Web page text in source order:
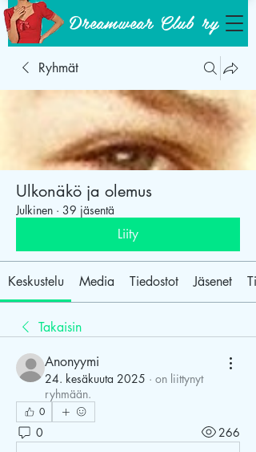
Dreamwear Club ry
Ryhmät
Ulkonäkö ja olemus
Julkinen · 39 jäsentä
Liity
Keskustelu Media Tiedostot Jäsenet
Takaisin
Anonyymi
24. kesäkuuta 2025 · on liittynyt
ryhmään.
0
0 266